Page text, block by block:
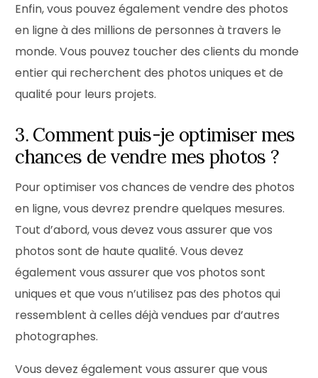
Enfin, vous pouvez également vendre des photos
en ligne à des millions de personnes à travers le
monde. Vous pouvez toucher des clients du monde
entier qui recherchent des photos uniques et de
qualité pour leurs projets.
3. Comment puis-je optimiser mes
chances de vendre mes photos ?
Pour optimiser vos chances de vendre des photos
en ligne, vous devrez prendre quelques mesures.
Tout d’abord, vous devez vous assurer que vos
photos sont de haute qualité. Vous devez
également vous assurer que vos photos sont
uniques et que vous n’utilisez pas des photos qui
ressemblent à celles déjà vendues par d’autres
photographes.
Vous devez également vous assurer que vous